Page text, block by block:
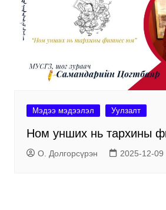
Мэдээ мэдээлэл Уулзалт
Ном унших нь тархины
О. Долгорсүрэн 2025-12-09